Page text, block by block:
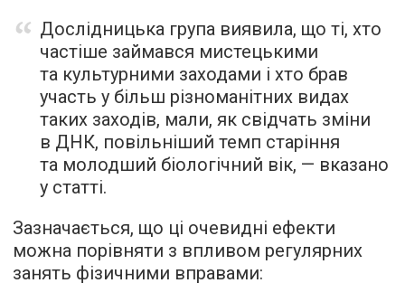
Дослідницька група виявила, що ті, хто
частіше займався мистецькими
та культурними заходами і хто брав
участь у більш різноманітних видах
таких заходів, мали, як свідчать зміни
в ДНК, повільніший темп старіння
та молодший біологічний вік, — вказано
у статті.
Зазначається, що ці очевидні ефекти
можна порівняти з впливом регулярних
занять фізичними вправами: